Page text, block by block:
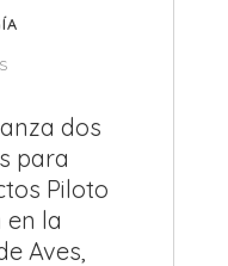
dos
para
Piloto
la
Aves,